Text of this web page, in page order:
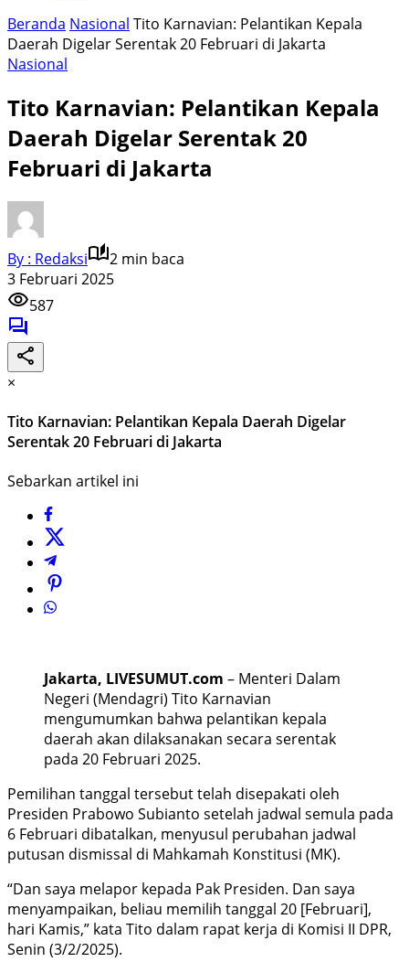
Beranda Nasional Tito Karnavian: Pelantikan Kepala
Daerah Digelar Serentak 20 Februari di Jakarta
Nasional
Tito Karnavian: Pelantikan Kepala
Daerah Digelar Serentak 20
Februari di Jakarta
By : Redaksi
2 min baca
3 Februari 2025
587
×
Tito Karnavian: Pelantikan Kepala Daerah Digelar
Serentak 20 Februari di Jakarta
Sebarkan artikel ini
Jakarta, LIVESUMUT.com – Menteri Dalam
Negeri (Mendagri) Tito Karnavian
mengumumkan bahwa pelantikan kepala
daerah akan dilaksanakan secara serentak
pada 20 Februari 2025.
Pemilihan tanggal tersebut telah disepakati oleh
Presiden Prabowo Subianto setelah jadwal semula pada
6 Februari dibatalkan, menyusul perubahan jadwal
putusan dismissal di Mahkamah Konstitusi (MK).
“Dan saya melapor kepada Pak Presiden. Dan saya
menyampaikan, beliau memilih tanggal 20 [Februari],
hari Kamis,” kata Tito dalam rapat kerja di Komisi II DPR,
Senin (3/2/2025).